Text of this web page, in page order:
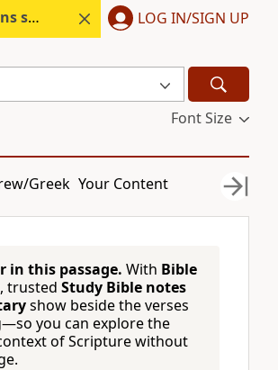
LOG IN/SIGN UP
Font Size
Greek Your Content
in this passage. With Bible
, trusted Study Bible notes
show beside the verses
you can explore the
of Scripture without